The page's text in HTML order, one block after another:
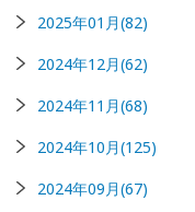
2025年01月(82)
2024年12月(62)
2024年11月(68)
2024年10月(125)
2024年09月(67)